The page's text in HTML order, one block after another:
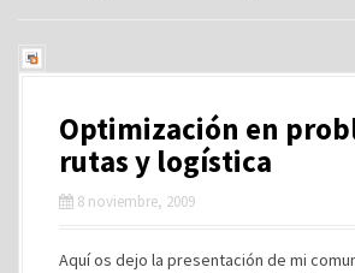
Optimización en
rutas y logística
8 noviembre, 2009
Aquí os dejo la presentación de mi